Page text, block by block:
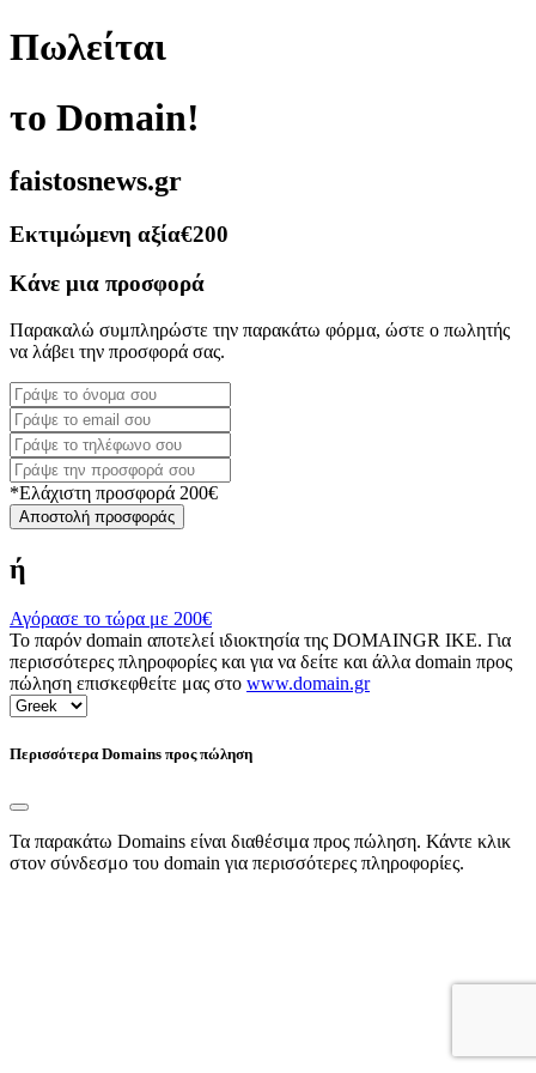
Πωλείται
το Domain!
faistosnews.gr
Εκτιμώμενη αξία€200
Κάνε μια προσφορά
Παρακαλώ συμπληρώστε την παρακάτω φόρμα, ώστε ο πωλητής
να λάβει την προσφορά σας.
*Ελάχιστη προσφορά 200€
Αποστολή προσφοράς
ή
Αγόρασε το τώρα με 200€
Το παρόν domain αποτελεί ιδιοκτησία της DOMAINGR ΙΚΕ. Για
περισσότερες πληροφορίες και για να δείτε και άλλα domain προς
πώληση επισκεφθείτε μας στο www.domain.gr
Περισσότερα Domains προς πώληση
Τα παρακάτω Domains είναι διαθέσιμα προς πώληση. Κάντε κλικ
στον σύνδεσμο του domain για περισσότερες πληροφορίες.